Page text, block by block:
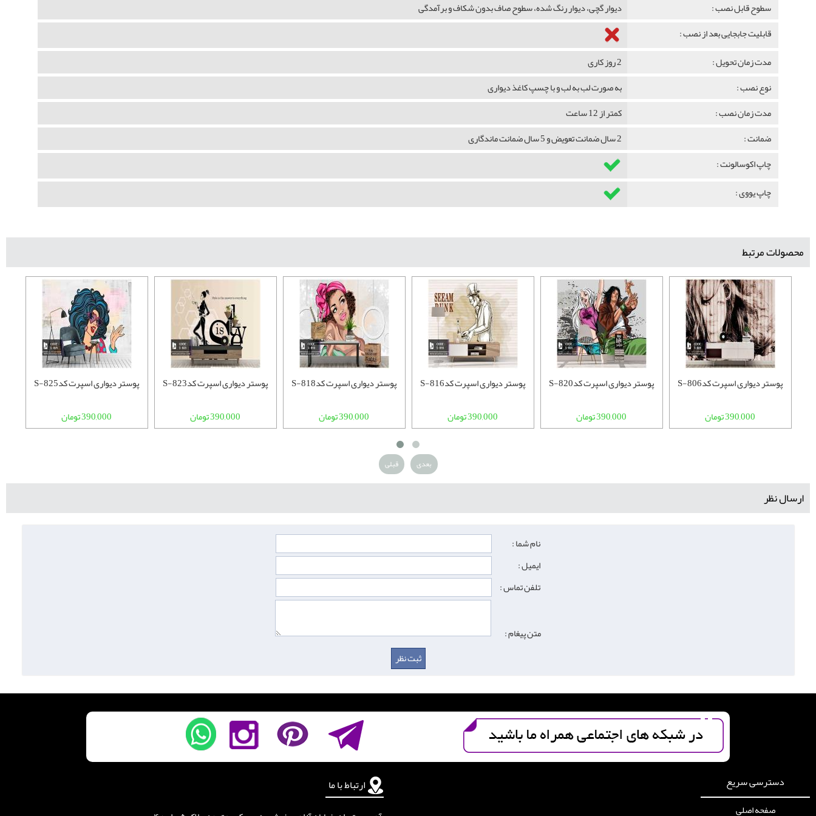
سطوح قابل نصب :
دیوار گچی، دیوار رنگ شده، سطوح صاف بدون شکاف و برآمدگی
قابلیت جابجایی بعد از نصب :
مدت زمان تحویل :
2 روز کاری
نوع نصب :
به صورت لب به لب و با چسپ کاغذ دیواری
مدت زمان نصب :
کمتر از 12 ساعت
ضمانت :
2 سال ضمانت تعویض و 5 سال ضمانت ماندگاری
چاپ اکوسالونت :
چاپ یووی :
محصولات مرتبط
پوستر دیواری اسپرت کدS-825
390,000 تومان
پوستر دیواری اسپرت کدS-823
390,000 تومان
پوستر دیواری اسپرت کدS-818
390,000 تومان
پوستر دیواری اسپرت کدS-816
390,000 تومان
پوستر دیواری اسپرت کدS-820
390,000 تومان
پوستر دیواری اسپرت کدS-806
390,000 تومان
قبلی بعدی
ارسال نظر
نام شما :
ایمیل :
تلفن تماس :
متن پیغام :
دسترسی سریع
صفحه اصلی
ارتباط با ما